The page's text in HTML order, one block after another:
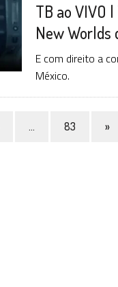
TB ao VIVO
New Worlds
E com direito a
México.
… 83 »